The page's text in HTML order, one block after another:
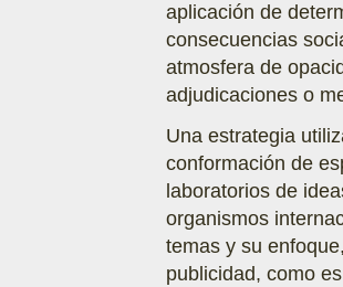
aplicación de
consecuencias
atmosfera de
adjudicaciones o
Una estrategia
conformación de
laboratorios de
organismos
temas y su
publicidad, como